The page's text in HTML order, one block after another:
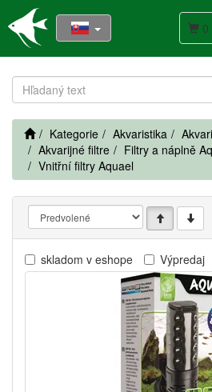
0
Kategorie Akvaristika
Akvarijné filtre
Filtry a náplně
Vnitřní filtry Aquael
skladom v eshope Výpredaj